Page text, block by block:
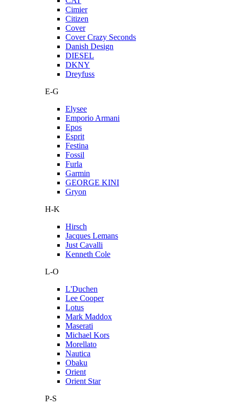
Cimier
Citizen
Cover
Cover Crazy Seconds
Danish Design
DIESEL
DKNY
Dreyfuss
E-G
Elysee
Emporio Armani
Epos
Esprit
Festina
Fossil
Furla
Garmin
GEORGE KINI
Gryon
H-K
Hirsch
Jacques Lemans
Just Cavalli
Kenneth Cole
L-O
L'Duchen
Lee Cooper
Lotus
Mark Maddox
Maserati
Michael Kors
Morellato
Nautica
Obaku
Orient
Orient Star
P-S